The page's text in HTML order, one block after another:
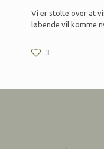
Vi er stolte over at
løbende vil komme
3